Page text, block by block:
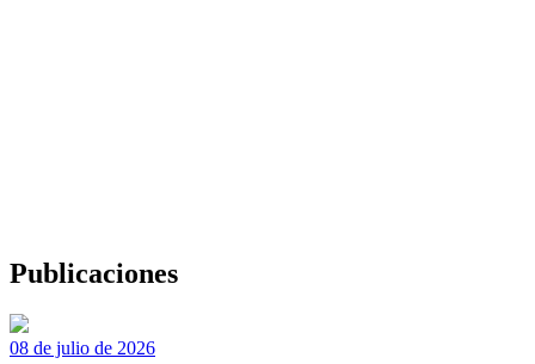
Publicaciones
08 de julio de 2026